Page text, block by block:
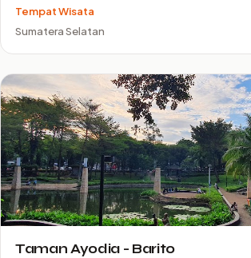
Tempat Wisata
Sumatera Selatan
Taman Ayodia - Barito